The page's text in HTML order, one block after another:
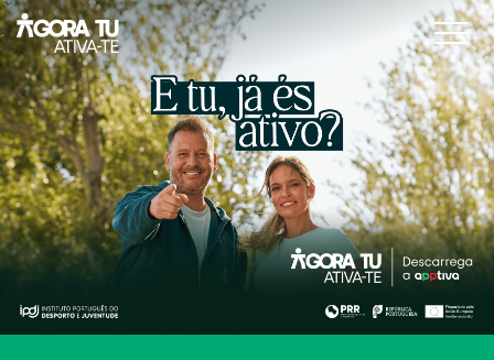
Campanha
Parceiros
Apptiva
Outras iniciativas
Laboral
Escolas
Notícias